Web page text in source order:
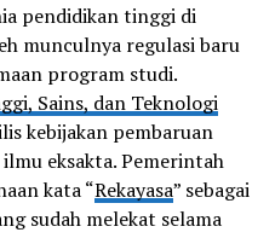
pendidikan tinggi di
munculnya regulasi baru
program studi.
Sains, dan Teknologi
kebijakan pembaruan
eksakta. Pemerintah
kata “Rekayasa” sebagai
sudah melekat selama